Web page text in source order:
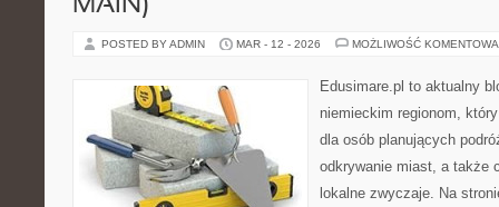
MAIN)
POSTED BY ADMIN MAR - 12 - 2026 MOŻLIWOŚĆ
Edusimare.pl to aktualny
niemieckim regionom,
dla osób planujących
odkrywanie miast, a także
lokalne zwyczaje. Na